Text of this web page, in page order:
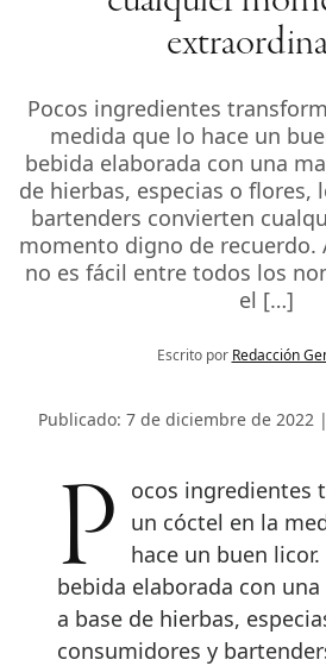
Pocos ingredientes
medida que lo hace un
bebida elaborada con una
de hierbas, especias o flores,
bartenders convierten
momento digno de recuerdo.
no es fácil entre todos los
el […]
Escrito por Redacción
Publicado: 7 de diciembre de 2022
Pocos ingredientes transforman
un cóctel en la
hace un buen licor.
bebida elaborada con
a base de hierbas,
consumidores y